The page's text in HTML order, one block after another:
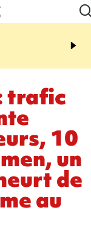
s'envolent pour
trafic
10
un
de
au